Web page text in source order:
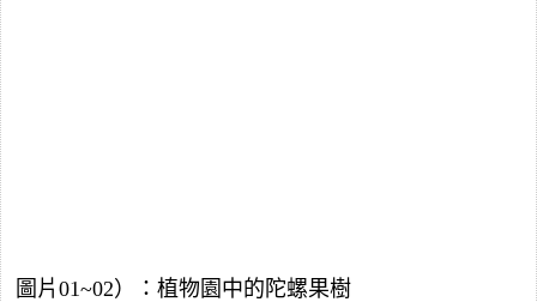
圖片01~02）：植物園中的陀螺果樹